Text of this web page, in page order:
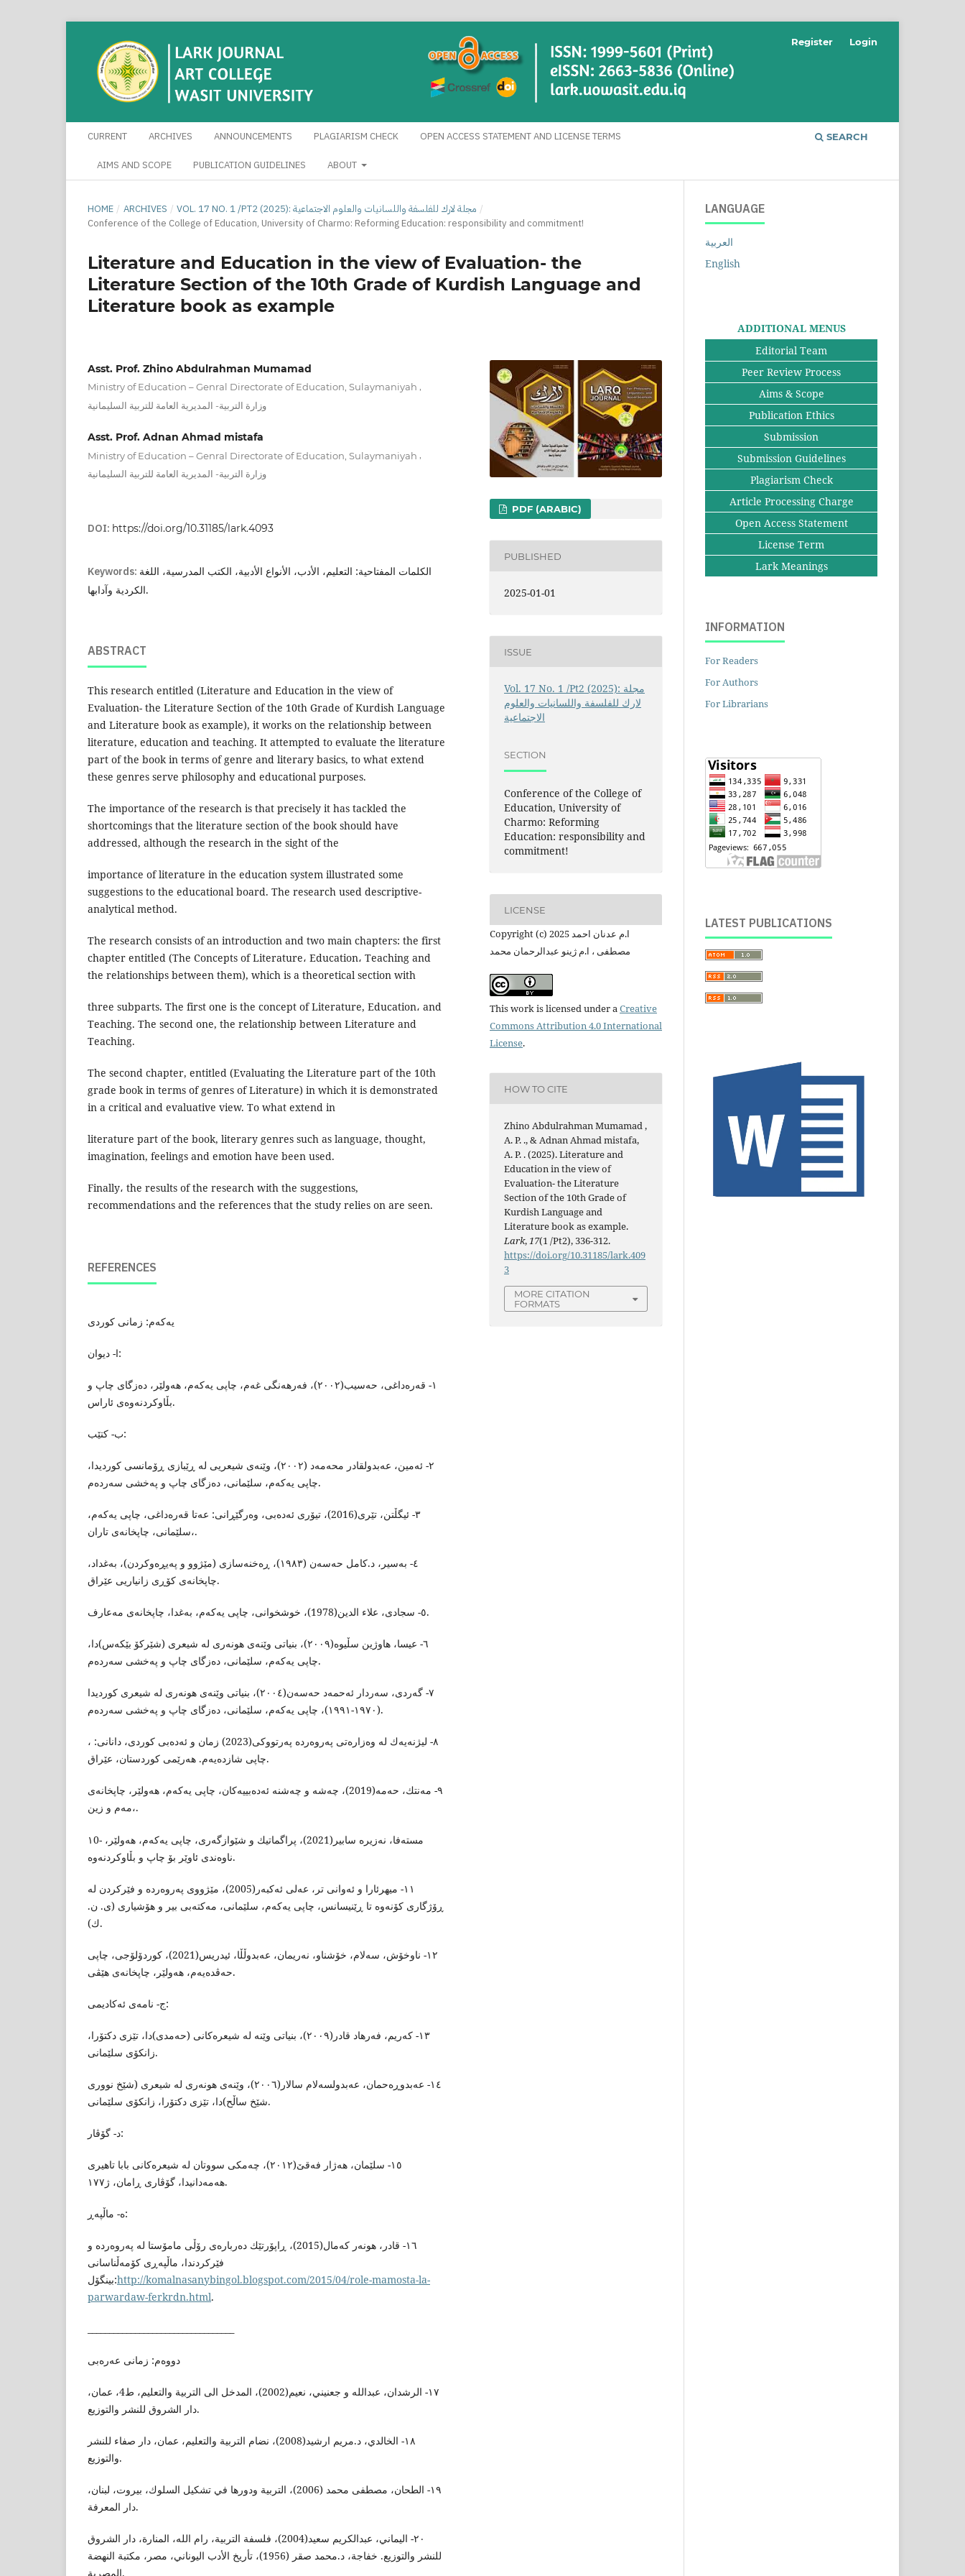
CURRENT ARCHIVES ANNOUNCEMENTS PLAGIARISM CHECK OPEN ACCESS STATEMENT AND LICENSE TERMS
AIMS AND SCOPE PUBLICATION GUIDELINES ABOUT
SEARCH
Register Login
HOME / ARCHIVES / VOL. 17 NO. 1 /PT2 (2025): مجلة لارك للفلسفة واللسانيات والعلوم الاجتماعية /
Conference of the College of Education, University of Charmo: Reforming Education: responsibility and commitment!
Literature and Education in the view of Evaluation- the
Literature Section of the 10th Grade of Kurdish Language and
Literature book as example
Asst. Prof. Zhino Abdulrahman Mumamad
Ministry of Education – Genral Directorate of Education, Sulaymaniyah
وزارة التربیة- المدیریة العامة للتربیة السلیمانیة
Asst. Prof. Adnan Ahmad mistafa
Ministry of Education – Genral Directorate of Education, Sulaymaniyah
وزارة التربیة- المدیریة العامة للتربیة السلیمانیة
DOI: https://doi.org/10.31185/lark.4093
Keywords: الكلمات المفتاحية: التعليم، الأدب، الأنواع الأدبية، الكتب المدرسية، اللغة
الكردية وآدابها.
ABSTRACT
This research entitled (Literature and Education in the view of
Evaluation- the Literature Section of the 10th Grade of Kurdish Language
and Literature book as example), it works on the relationship between
literature, education and teaching. It attempted to evaluate the literature
part of the book in terms of genre and literary basics, to what extend
these genres serve philosophy and educational purposes.
The importance of the research is that precisely it has tackled the
shortcomings that the literature section of the book should have
addressed, although the research in the sight of the
importance of literature in the education system illustrated some
suggestions to the educational board. The research used descriptive-
analytical method.
The research consists of an introduction and two main chapters: the first
chapter entitled (The Concepts of Literature، Education، Teaching and
the relationships between them), which is a theoretical section with
three subparts. The first one is the concept of Literature, Education، and
Teaching. The second one, the relationship between Literature and
Teaching.
The second chapter, entitled (Evaluating the Literature part of the 10th
grade book in terms of genres of Literature) in which it is demonstrated
in a critical and evaluative view. To what extend in
literature part of the book, literary genres such as language, thought,
imagination, feelings and emotion have been used.
Finally، the results of the research with the suggestions,
recommendations and the references that the study relies on are seen.
REFERENCES
یەکەم: زمانی كوردی
ا- دیوان:
١- قەرەداغی، حەسیب(٢٠٠٢)، فەرهەنگی غەم، چاپی یەکەم، هەولێر، دەزگای چاپ و
بڵاوکردنەوەی ئاراس.
ب- كتێب:
٢- ئەمین، عەبدولقادر محەمەد (٢٠٠٢)، وێنەی شیعریی لە ڕێبازی ڕۆمانسی كوردیدا،
چاپی یەکەم، سلێمانی، دەزگای چاپ و پەخشی سەردەم.
٣- ئیگڵتن، تێری(2016)، تیۆری ئەدەبی، وەرگێڕانی: عەتا قەرەداغی، چاپی یەکەم،
سلێمانی، چاپخانەی تاران،.
٤- بەسیر، د.كامل حەسەن (١٩٨٣)، ڕەخنەسازی (مێژوو و پەیڕەوكردن)، بەغداد،
چاپخانەی كۆڕی زانیاریی عێراق.
٥- سجادی، علاء الدین(1978)، خوشخوانی، چاپی یەکەم، بەغدا، چاپخانەی مەعارف.
٦- عیسا، هاوژین سڵیوە(٢٠٠٩)، بنیاتی وێنەی هونەری لە شیعری (شێرکۆ بێکەس)دا،
چاپی یەکەم، سلێمانی، دەزگای چاپ و پەخشی سەردەم.
٧- گەردی، سەردار ئەحمەد حەسەن(٢٠٠٤)، بنیاتی وێنەی هونەری لە شیعری کوردیدا
(١٩٧٠-١٩٩١)، چاپی یەکەم، سلێمانی، دەزگای چاپ و پەخشی سەردەم.
٨- لیژنەیەك لە وەزارەتی پەروەردە پەرتووكی(2023) زمان و ئەدەبی كوردی، دانانی: ،
چاپی شازدەیەم. هەرێمی كوردستان، عێراق.
٩- مەنتك، حەمە(2019)، چەشە و چەشنە ئەدەبییەكان، چاپی یەکەم، هەولێر، چاپخانەی
مەم و زین،.
١0- مستەفا، نەزیرە سابیر(2021)، پراگماتیك و شێوازگەری، چاپی یەکەم، هەولێر،
ناوەندی ئاوێر بۆ چاپ و بڵاوكردنەوە.
١١- میهرئارا و ئەوانی تر، عەلی ئەكبەر(2005)، مێژووی پەروەردە و فێركردن لە
ڕۆژگاری كۆنەوە تا ڕێنیسانس، چاپی یەکەم، سلێمانی، مەكتەبی بیر و هۆشیاری (ی. ن.
ك).
١٢- ناوخۆش، سەلام، خۆشناو، نەریمان، عەبدوڵڵا، ئیدریس(2021)، كوردۆلۆجی، چاپی
حەڤدەیەم، هەولێر، چاپخانەی هێڤی.
ج- نامەی ئەکادیمی:
١٣- كەریم، فەرهاد قادر(٢٠٠٩)، بنیاتی وێنە لە شیعرەكانی (حەمدی)دا، تێزی دكتۆرا،
زانكۆی سلێمانی.
١٤- عەبدوڕەحمان، عەبدولسەلام سالار(٢٠٠٦)، وێنەی هونەری لە شیعری (شێخ نووری
شێخ ساڵح)دا، تێزی دکتۆرا، زانکۆی سلێمانی.
د- گۆڤار:
١٥- سلێمان، هەژار فەقێ(٢٠١٢)، چەمکی سووتان لە شیعرەکانی بابا تاهیری
هەمەدانیدا، گۆڤاری ڕامان، ژ١٧٧.
ه- ماڵپەڕ:
١٦- قادر، هونەر كەمال(2015)، ڕاپۆرتێك دەربارەی رۆڵی مامۆستا لە پەروەردە و
فێركردندا، ماڵپەڕی كۆمەڵناسانی
بینگۆل:http://komalnasanybingol.blogspot.com/2015/04/role-mamosta-la-
parwardaw-ferkrdn.html.
دووەم: زمانی عەرەبی
١٧- الرشدان، عبدالله و جعنيني، نعيم(2002)، المدخل الى التربية والتعليم، ط4، عمان،
دار الشروق للنشر والتوزيع.
١٨- الخالدي، د.مريم ارشيد(2008)، نضام التربية والتعليم، عمان، دار صفاء للنشر
والتوزيع.
١٩- الطحان، مصطفى محمد (2006)، التربية ودورها في تشكيل السلوك، بيروت، لبنان،
دار المعرفة.
٢٠- اليماني، عبدالكريم سعيد(2004)، فلسفة التربية، رام الله، المنارة، دار الشروق
للنشر والتوزيع. خفاجة، د.محمد صقر (1956)، تأريخ الأدب اليوناني، مصر، مكتبة النهضة
المصرية.
PDF (ARABIC)
PUBLISHED
2025-01-01
ISSUE
Vol. 17 No. 1 /Pt2 (2025): مجلة
لارك للفلسفة واللسانيات والعلوم
الاجتماعية
SECTION
Conference of the College of
Education, University of
Charmo: Reforming
Education: responsibility and
commitment!
LICENSE
Copyright (c) 2025 ا.م عدنان احمد
مصطفى ، ا.م ژینو عبدالرحمان محمد
This work is licensed under aCreative
Commons Attribution 4.0 International
License.
HOW TO CITE
Zhino Abdulrahman Mumamad ,
A. P. ., & Adnan Ahmad mistafa,
A. P. . (2025). Literature and
Education in the view of
Evaluation- the Literature
Section of the 10th Grade of
Kurdish Language and
Literature book as example.
Lark,17(1 /Pt2), 336-312.
https://doi.org/10.31185/lark.409
3
MORE CITATION
FORMATS
LANGUAGE
العربية
English
ADDITIONAL MENUS
Editorial Team
Peer Review Process
Aims & Scope
Publication Ethics
Submission
Submission Guidelines
Plagiarism Check
Article Processing Charge
Open Access Statement
License Term
Lark Meanings
INFORMATION
For Readers
For Authors
For Librarians
LATEST PUBLICATIONS